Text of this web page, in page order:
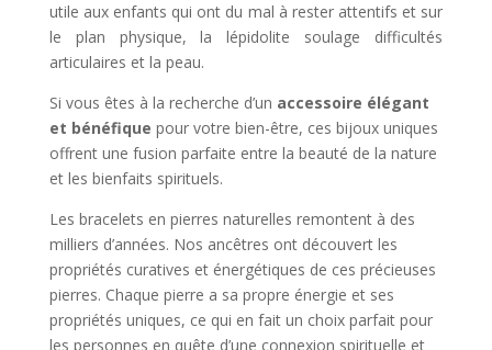
utile aux enfants qui ont du mal à rester attentifs et sur
le plan physique, la lépidolite soulage difficultés
articulaires et la peau.
Si vous êtes à la recherche d’un accessoire élégant
et bénéfique pour votre bien-être, ces bijoux uniques
offrent une fusion parfaite entre la beauté de la nature
et les bienfaits spirituels.
Les bracelets en pierres naturelles remontent à des
milliers d’années. Nos ancêtres ont découvert les
propriétés curatives et énergétiques de ces précieuses
pierres. Chaque pierre a sa propre énergie et ses
propriétés uniques, ce qui en fait un choix parfait pour
les personnes en quête d’une connexion spirituelle et